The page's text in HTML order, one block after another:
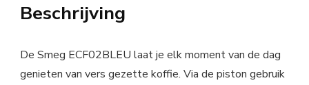
Beschrijving
De Smeg ECF02BLEU laat je elk moment van de dag
genieten van vers gezette koffie. Via de piston gebruik